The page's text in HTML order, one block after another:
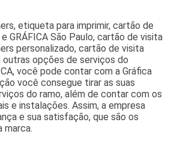
etiqueta para imprimir, cartão de
GRÁFICA São Paulo, cartão de visita
personalizado, cartão de visita
outras opções de serviços do
você pode contar com a Gráfica
você consegue tirar as suas
do ramo, além de contar com os
e instalações. Assim, a empresa
e sua satisfação, que são os
marca.